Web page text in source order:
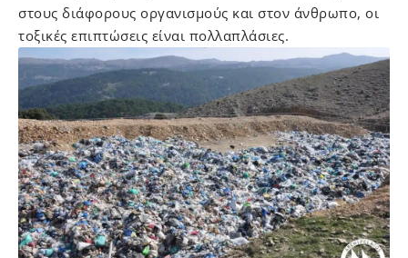
στους διάφορους οργανισμούς και στον άνθρωπο, οι
τοξικές επιπτώσεις είναι πολλαπλάσιες.